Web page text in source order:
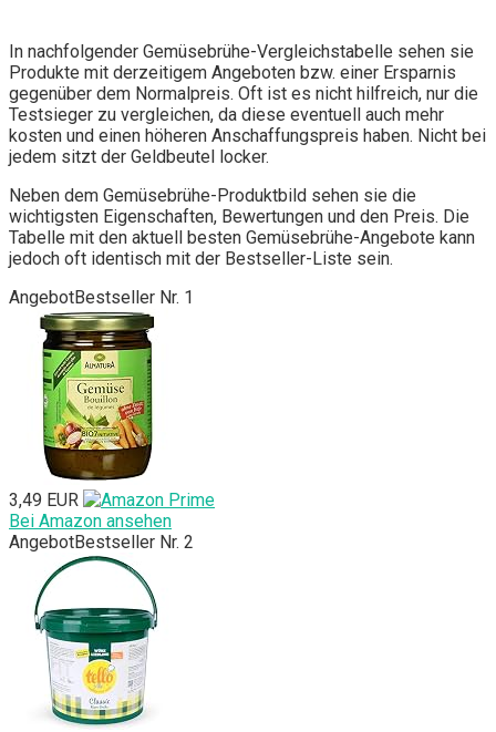
In nachfolgender Gemüsebrühe-Vergleichstabelle sehen sie
Produkte mit derzeitigem Angeboten bzw. einer Ersparnis
gegenüber dem Normalpreis. Oft ist es nicht hilfreich, nur die
Testsieger zu vergleichen, da diese eventuell auch mehr
kosten und einen höheren Anschaffungspreis haben. Nicht bei
jedem sitzt der Geldbeutel locker.
Neben dem Gemüsebrühe-Produktbild sehen sie die
wichtigsten Eigenschaften, Bewertungen und den Preis. Die
Tabelle mit den aktuell besten Gemüsebrühe-Angebote kann
jedoch oft identisch mit der Bestseller-Liste sein.
AngebotBestseller Nr. 1
3,49 EUR
Bei Amazon ansehen
AngebotBestseller Nr. 2